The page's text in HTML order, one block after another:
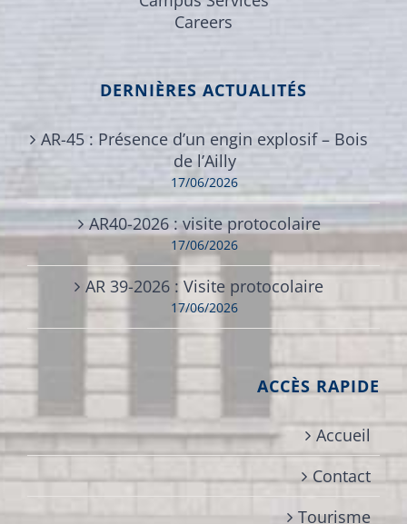
Careers
DERNIÈRES ACTUALITÉS
AR-45 : Présence d’un engin explosif – Bois
de l’Ailly
17/06/2026
AR40-2026 : visite protocolaire
17/06/2026
AR 39-2026 : Visite protocolaire
17/06/2026
ACCÈS RAPIDE
Accueil
Contact
Tourisme